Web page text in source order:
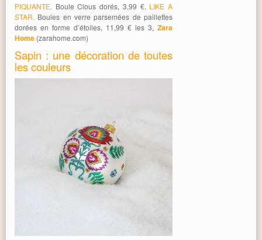
PIQUANTE. Boule Clous dorés, 3,99 €. LIKE A
STAR. Boules en verre parsemées de paillettes
dorées en forme d’étoiles, 11,99 € les 3, Zara
Home (zarahome.com)
Sapin : une décoration de toutes
les couleurs